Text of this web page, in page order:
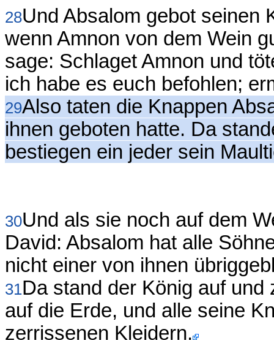
28Und Absalom gebot seinen
wenn Amnon von dem Wein
sage: Schlaget Amnon und
ich habe es euch befohlen;
29Also taten die Knappen
ihnen geboten hatte. Da
bestiegen ein jeder sein
30Und als sie noch auf dem
David: Absalom hat alle
nicht einer von ihnen
31Da stand der König auf
auf die Erde, und alle seine
zerrissenen Kleidern.